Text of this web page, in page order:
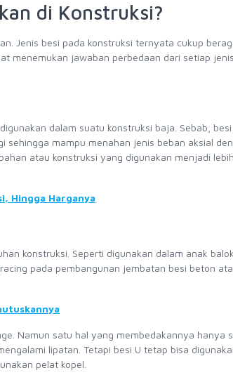
di Konstruksi?
Jenis besi pada konstruksi ternyata cukup
menemukan jawaban perbedaan dari setiap
dalam suatu konstruksi baja. Sebab,
mampu menahan jenis beban aksial
atau konstruksi yang digunakan menjadi lebih
Hingga Harganya
konstruksi. Seperti digunakan dalam anak balok,
pada pembangunan jembatan besi beton
Namun satu hal yang membedakannya hanya
lipatan. Tetapi besi U tetap bisa
pelat kopel.